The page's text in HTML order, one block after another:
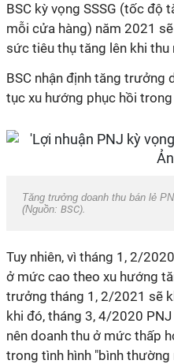
BSC kỳ vọng SSSG (tốc độ
mỗi cửa hàng) năm 2021
sức tiêu thụ tăng lên khi thu
BSC nhận định tăng trưởng
tục xu hướng phục hồi
Tăng trưởng doanh thu bán lẻ
(Nguồn: BSC).
Tuy nhiên, vì tháng 1, 2/
ở mức cao theo xu hướng
trưởng tháng 1, 2/2021 sẽ
khi đó, tháng 3, 4/2020
nên doanh thu ở mức thấp
trong tình hình "bình